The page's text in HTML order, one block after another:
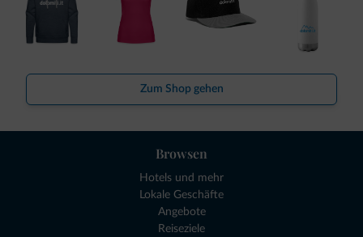
Zum Shop gehen
Browsen
Hotels und mehr
Lokale Geschäfte
Angebote
Reiseziele